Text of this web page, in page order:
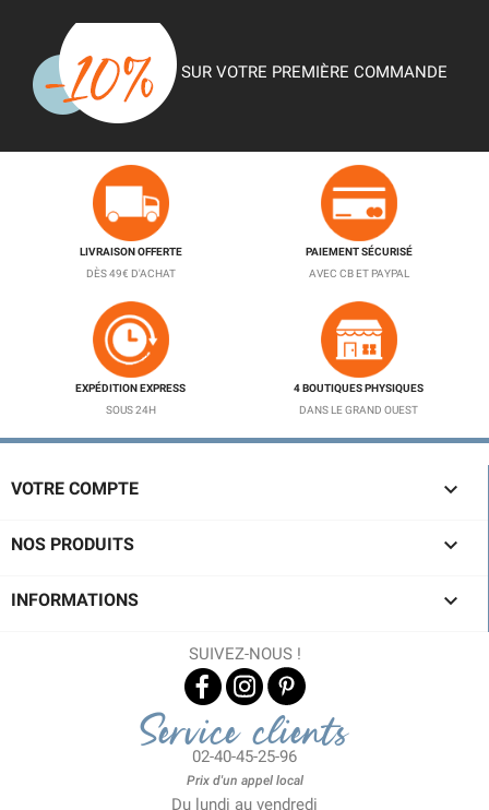
SUR VOTRE PREMIÈRE COMMANDE
LIVRAISON OFFERTE
DÈS 49€ D'ACHAT
PAIEMENT SÉCURISÉ
AVEC CB ET PAYPAL
EXPÉDITION EXPRESS
SOUS 24H
4 BOUTIQUES PHYSIQUES
DANS LE GRAND OUEST
VOTRE COMPTE 
NOS PRODUITS 
INFORMATIONS 
SUIVEZ-NOUS !
Service clients
02-40-45-25-96
Prix d'un appel local
Du lundi au vendredi